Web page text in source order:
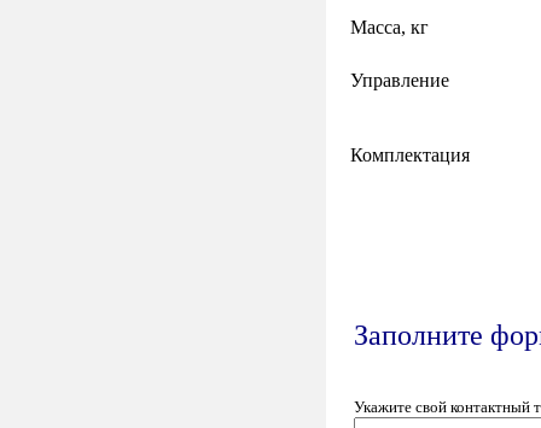
Масса, кг
Управление
Комплектация
Заполните
Укажите свой контактный